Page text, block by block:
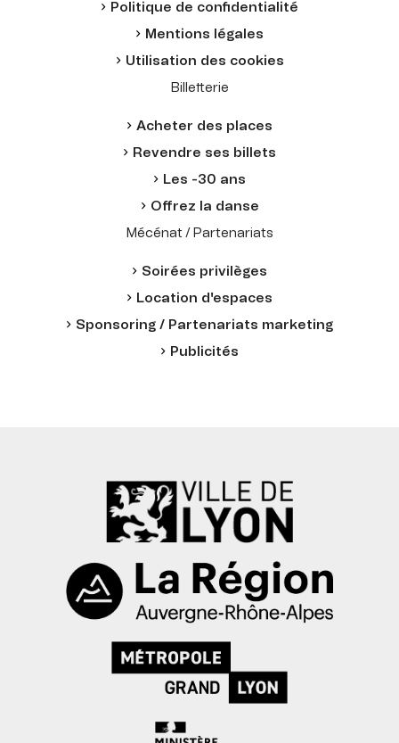
Politique de confidentialité
Mentions légales
Utilisation des cookies
Billetterie
Acheter des places
Revendre ses billets
Les -30 ans
Offrez la danse
Mécénat / Partenariats
Soirées privilèges
Location d'espaces
Sponsoring / Partenariats marketing
Publicités